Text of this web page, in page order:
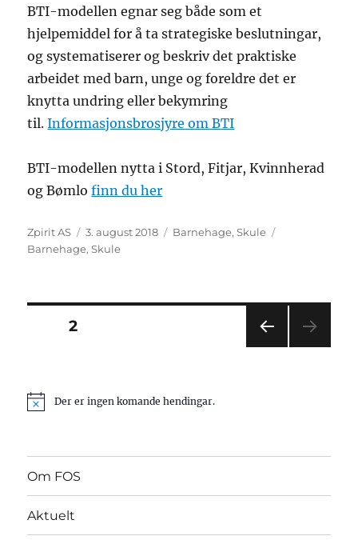
BTI-modellen egnar seg både som et
hjelpemiddel for å ta strategiske beslutningar,
og systematiserer og beskriv det praktiske
arbeidet med barn, unge og foreldre det er
knytta undring eller bekymring
til.Informasjonsbrosjyre om BTI
BTI-modellen nytta i Stord, Fitjar, Kvinnherad
og Bømlofinn du her
Forfattar
Zpirit AS Posta
3. august 2018 Kategoriar
Barnehage,Skule
Barnehage,Skule
Posts
SIDE2
N
c
e
Der er ingen komande hendingar.
Om FOS
Aktuelt